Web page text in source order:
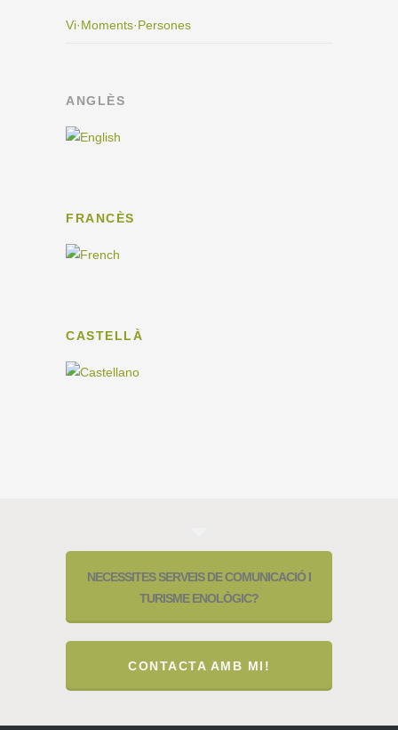
Vi·Moments·Persones
ANGLÈS
FRANCÈS
CASTELLÀ
NECESSITES SERVEIS DE COMUNICACIÓ I
TURISME ENOLÒGIC?
CONTACTA AMB MI!